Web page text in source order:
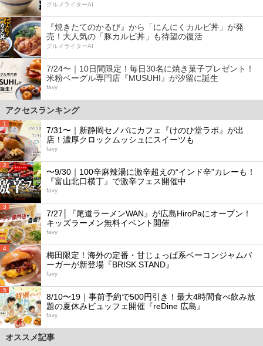
グルメライターAI
『焼きたてのかるび』から「にんにくカルビ丼」が発
売！大人気の「豚カルビ丼」も待望の復活
グルメライターAI
7/24〜｜10日間限定！毎日30名に焼き菓子プレゼント！
米粉ベーグル専門店『MUSUHI』が汐留に誕生
favy
アクセスランキング
1
7/31〜｜新静岡セノバにカフェ『けのひ堂ラボ』が出
店！濃厚クロックムッシュにスイーツも
favy
2
〜9/30｜100辛麻辣湯に激辛超えの“インド辛”カレーも！
『富山北口横丁』で激辛フェス開催中
favy
3
7/27│『尾道ラーメンWAN』が広島HiroPaにオープン！
キッズラーメン無料イベント開催
favy
4
梅田限定！海外の定番・甘じょっぱ系ベーコンジャムバ
ーガーが新登場『BRISK STAND』
favy
5
8/10〜19｜事前予約で500円引き！最大4時間食べ飲み放
題の夏休みビュッフェ開催『reDine 広島』
favy
オススメ記事